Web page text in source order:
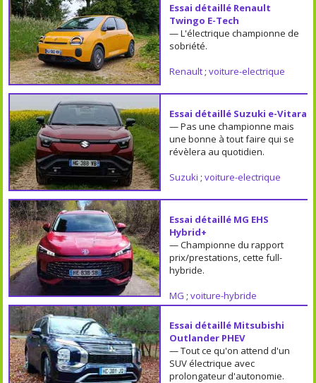
Essai détaillé Renault
Twingo E-Tech
— L'électrique championne de
sobriété.
Renault; voiture-electrique
Essai détaillé Suzuki e-Vitara
— Pas une championne mais
une bonne à tout faire qui se
révèlera au quotidien.
Suzuki ; voiture-electrique
Essai détaillé MG EHS
Hybrid+
— Championne du rapport
prix/prestations, cette full-
hybride.
MG ; voiture-hybride
Essai détaillé Mitsubishi
Outlander PHEV
— Tout ce qu'on attend d'un
SUV électrique avec
prolongateur d'autonomie.